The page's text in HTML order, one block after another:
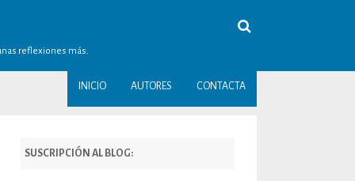
reflexiones más.
INICIO AUTORES CONTACTA
SUSCRIPCIÓN AL BLOG: